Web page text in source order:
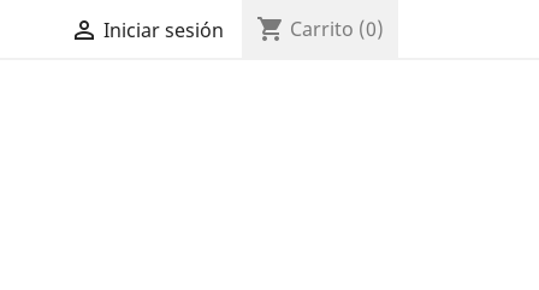
 Iniciar sesión shopping_cart Carrito (0)